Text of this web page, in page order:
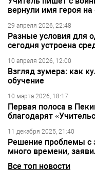
вернули имя героя на
29 апреля 2026, 22:48
Разные условия для
сегодня устроена
10 апреля 2026, 12:00
Взгляд зумера: как
обучение
10 марта 2026, 18:17
Первая полоса в
благодарят
11 декабря 2025, 21:40
Решение проблемы с
много времени,
Все топ новости